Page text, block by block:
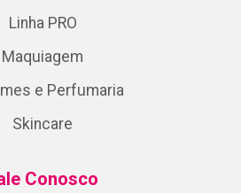
Linha PRO
Maquiagem
e Perfumaria
Skincare
Conosco